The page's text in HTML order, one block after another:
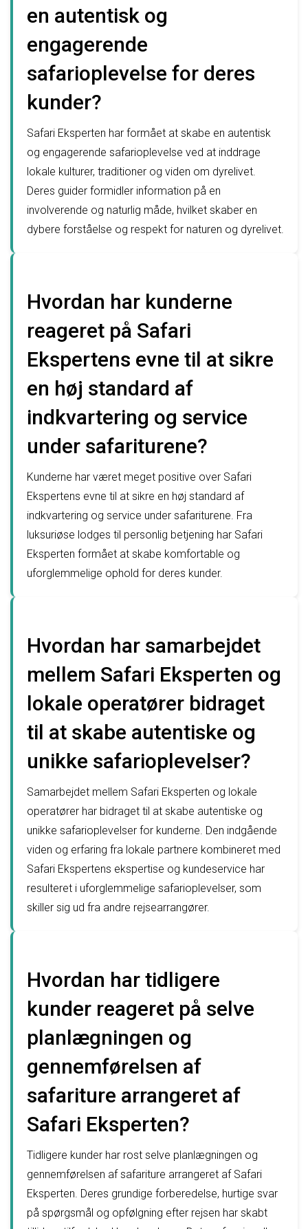
en autentisk og
engagerende
safarioplevelse for deres
kunder?
Safari Eksperten har formået at skabe en autentisk
og engagerende safarioplevelse ved at inddrage
lokale kulturer, traditioner og viden om dyrelivet.
Deres guider formidler information på en
involverende og naturlig måde, hvilket skaber en
dybere forståelse og respekt for naturen og dyrelivet.
Hvordan har kunderne
reageret på Safari
Ekspertens evne til at sikre
en høj standard af
indkvartering og service
under safariturene?
Kunderne har været meget positive over Safari
Ekspertens evne til at sikre en høj standard af
indkvartering og service under safariturene. Fra
luksuriøse lodges til personlig betjening har Safari
Eksperten formået at skabe komfortable og
uforglemmelige ophold for deres kunder.
Hvordan har samarbejdet
mellem Safari Eksperten og
lokale operatører bidraget
til at skabe autentiske og
unikke safarioplevelser?
Samarbejdet mellem Safari Eksperten og lokale
operatører har bidraget til at skabe autentiske og
unikke safarioplevelser for kunderne. Den indgående
viden og erfaring fra lokale partnere kombineret med
Safari Ekspertens ekspertise og kundeservice har
resulteret i uforglemmelige safarioplevelser, som
skiller sig ud fra andre rejsearrangører.
Hvordan har tidligere
kunder reageret på selve
planlægningen og
gennemførelsen af
safariture arrangeret af
Safari Eksperten?
Tidligere kunder har rost selve planlægningen og
gennemførelsen af safariture arrangeret af Safari
Eksperten. Deres grundige forberedelse, hurtige svar
på spørgsmål og opfølgning efter rejsen har skabt